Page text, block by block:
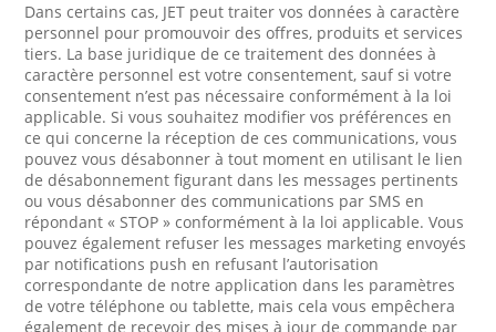
Dans certains cas, JET peut traiter vos données à caractère
personnel pour promouvoir des offres, produits et services
tiers. La base juridique de ce traitement des données à
caractère personnel est votre consentement, sauf si votre
consentement n’est pas nécessaire conformément à la loi
applicable. Si vous souhaitez modifier vos préférences en
ce qui concerne la réception de ces communications, vous
pouvez vous désabonner à tout moment en utilisant le lien
de désabonnement figurant dans les messages pertinents
ou vous désabonner des communications par SMS en
répondant « STOP » conformément à la loi applicable. Vous
pouvez également refuser les messages marketing envoyés
par notifications push en refusant l’autorisation
correspondante de notre application dans les paramètres
de votre téléphone ou tablette, mais cela vous empêchera
également de recevoir des mises à jour de commande par